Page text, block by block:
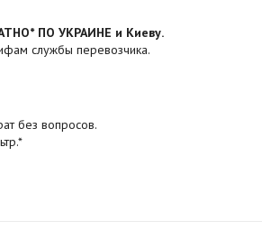
ПО УКРАИНЕ и Киеву.
службы перевозчика.
без вопросов.